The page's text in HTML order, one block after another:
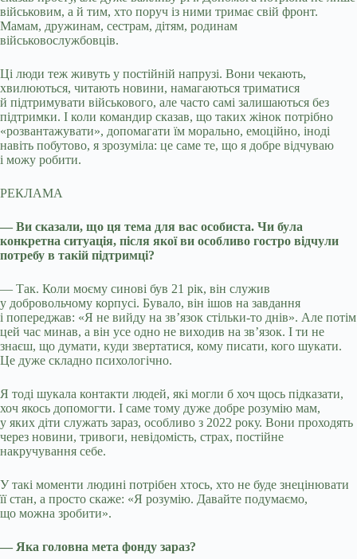
військовим, а й тим, хто поруч із ними тримає свій фронт.
Мамам, дружинам, сестрам, дітям, родинам
військовослужбовців.
Ці люди теж живуть у постійній напрузі. Вони чекають,
хвилюються, читають новини, намагаються триматися
й підтримувати військового, але часто самі залишаються без
підтримки. І коли командир сказав, що таких жінок потрібно
«розвантажувати», допомагати їм морально, емоційно, іноді
навіть побутово, я зрозуміла: це саме те, що я добре відчуваю
і можу робити.
РЕКЛАМА
— Ви сказали, що ця тема для вас особиста. Чи була
конкретна ситуація, після якої ви особливо гостро відчули
потребу в такій підтримці?
— Так. Коли моєму синові був 21 рік, він служив
у добровольчому корпусі. Бувало, він ішов на завдання
і попереджав: «Я не вийду на зв’язок стільки-то днів». Але потім
цей час минав, а він усе одно не виходив на зв’язок. І ти не
знаєш, що думати, куди звертатися, кому писати, кого шукати.
Це дуже складно психологічно.
Я тоді шукала контакти людей, які могли б хоч щось підказати,
хоч якось допомогти. І саме тому дуже добре розумію мам,
у яких діти служать зараз, особливо з 2022 року. Вони проходять
через новини, тривоги, невідомість, страх, постійне
накручування себе.
У такі моменти людині потрібен хтось, хто не буде знецінювати
її стан, а просто скаже: «Я розумію. Давайте подумаємо,
що можна зробити».
— Яка головна мета фонду зараз?